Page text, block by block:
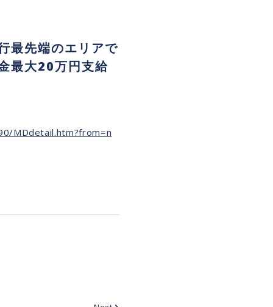
最先端のエリアで
最大20万円支給
MDdetail.htm?from=n